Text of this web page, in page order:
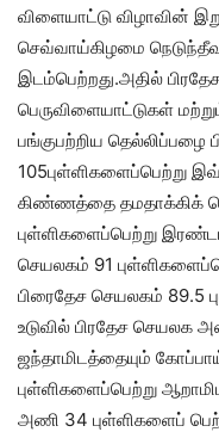
விளையாட்டு விழாவின்
செவ்வாய்கிழமை
இடம்பெற்றது.அதில்
பெருவிளையாட்டுகள்
பங்குபற்றிய தெல்லிப்பழை
105புள்ளிகளைப்பெற்று
கிண்ணத்தை தமதாக்கிக்
புள்ளிகளைப்பெற்று
செயலகம் 91
பிரைதேச செயலகம் 89.5
உடுவில் பிரதேச செயலக
ஜந்தாமிடத்தையும்
புள்ளிகளைப்பெற்று
அணி 34 புள்ளிகளைப்